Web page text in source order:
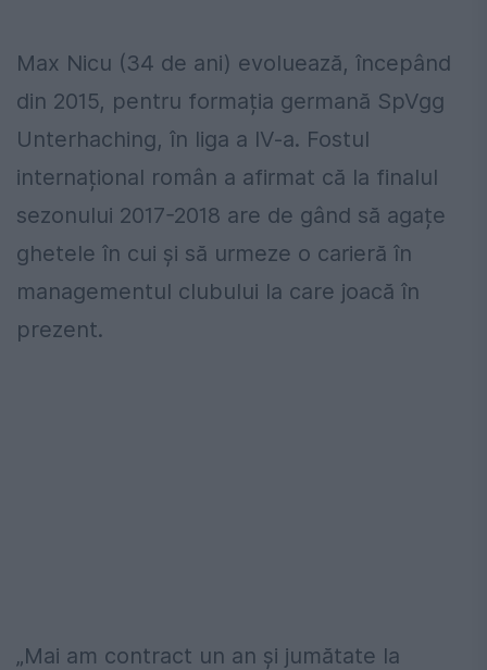
Max Nicu (34 de ani) evoluează, începând
din 2015, pentru formația germană SpVgg
Unterhaching, în liga a IV-a. Fostul
internațional român a afirmat că la finalul
sezonului 2017-2018 are de gând să agațe
ghetele în cui și să urmeze o carieră în
managementul clubului la care joacă în
prezent.
„Mai am contract un an și jumătate la